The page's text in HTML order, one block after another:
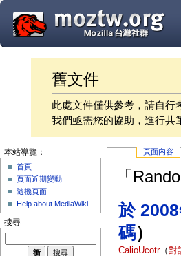
舊文件
此處文件僅供參考，請自行
我們亟需您的協助，進行共
頁面內容
「
於
碼）
CalioUcotr（對
本站導覽：
首頁
頁面近期變動
隨機頁面
Help about MediaWiki
搜尋